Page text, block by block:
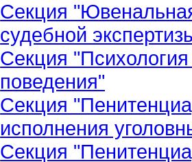
Секция
судебной
Секция
поведения"
Секция
исполнения
Секция